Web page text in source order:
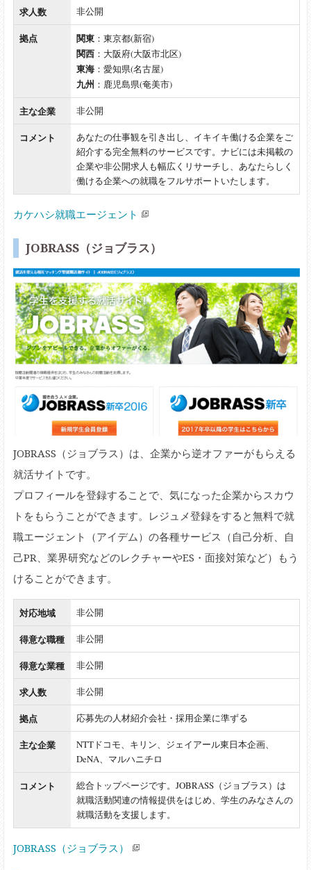
求人数 非公開
拠点 関東 ：東京都(新宿)
関西 ：大阪府(大阪市北区)
東海 ：愛知県(名古屋)
九州 ：鹿児島県(奄美市)
主な企業 非公開
コメント
あなたの仕事観を引き出し、イキイキ働ける企業をご
紹介する完全無料のサービスです。ナビには未掲載の
企業や非公開求人も幅広くリサーチし、あなたらしく
働ける企業への就職をフルサポートいたします。
カケハシ就職エージェント
JOBRASS（ジョブラス）
JOBRASS（ジョブラス）は、企業から逆オファーがもらえる
就活サイトです。
プロフィールを登録することで、気になった企業からスカウ
トをもらうことができます。レジュメ登録をすると無料で就
職エージェント（アイデム）の各種サービス（自己分析、自
己PR、業界研究などのレクチャーやES・面接対策など）もう
けることができます。
対応地域 非公開
得意な職種 非公開
得意な業種 非公開
求人数 非公開
拠点 応募先の人材紹介会社・採用企業に準ずる
主な企業
NTTドコモ、キリン、ジェイアール東日本企画、
DeNA、マルハニチロ
コメント
総合トップページです。JOBRASS（ジョブラス）は
就職活動関連の情報提供をはじめ、学生のみなさんの
就職活動を支援します。
JOBRASS（ジョブラス）